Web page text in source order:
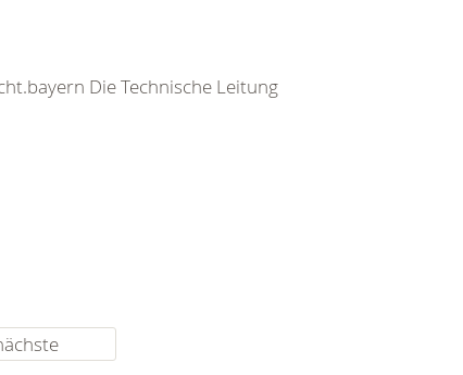
Die Technische Leitung